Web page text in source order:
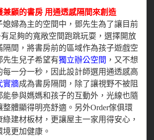
兼顧的書房 用通透感隔間來創造
媳婦為主的空間中，鄧先生為了讓目前
足夠的寬敞空間跑跳玩耍，選擇開放
隔間，將書房前的區域作為孩子遊戲空
先生兒子希望有獨立辦公空間 ，又不想
每一分一秒，因此設計師選用通透感高
實牆成為書房隔間，除了讓視野不被阻
能參與媽媽和孩子的互動外，光線也隨
整體顯得明亮舒適。另外Order傢俱環
建材板材，更讓屋主一家用得安心，
更加健康。